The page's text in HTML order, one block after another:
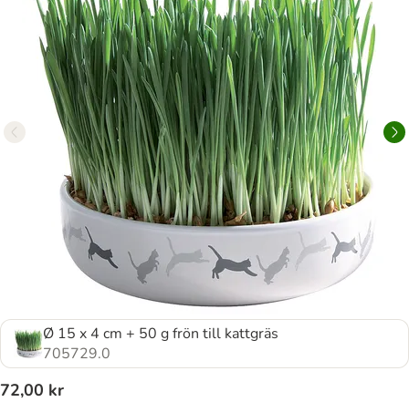
Ø 15 x 4 cm + 50 g frön till kattgräs
705729.0
72,00 kr